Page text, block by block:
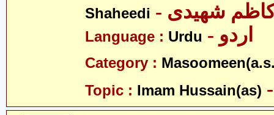
Shaheedi
کاظم شھیدی
Language : Urdu - اردو
Category :
Topic : Imam Hussain(as)